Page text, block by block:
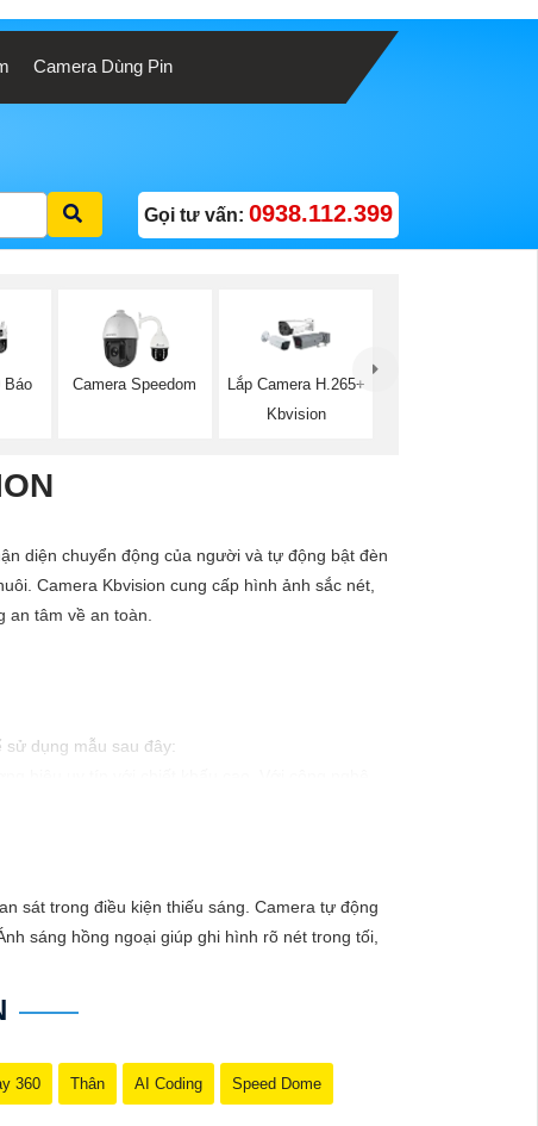
Camera Dùng Pin
Gọi tư vấn: 0938.112.399
Báo
Camera Speedom
Lắp Camera H.265+
Kbvision
diện chuyển động của người và tự động bật đèn
Camera Kbvision cung cấp hình ảnh sắc nét,
tâm về an toàn.
dụng mẫu sau đây:
xảy ra mà không có sự giám sát chuyên nghiệp.
sát trong điều kiện thiếu sáng. Camera tự động
sáng hồng ngoại giúp ghi hình rõ nét trong tối,
360 Thân AI Coding Speed Dome